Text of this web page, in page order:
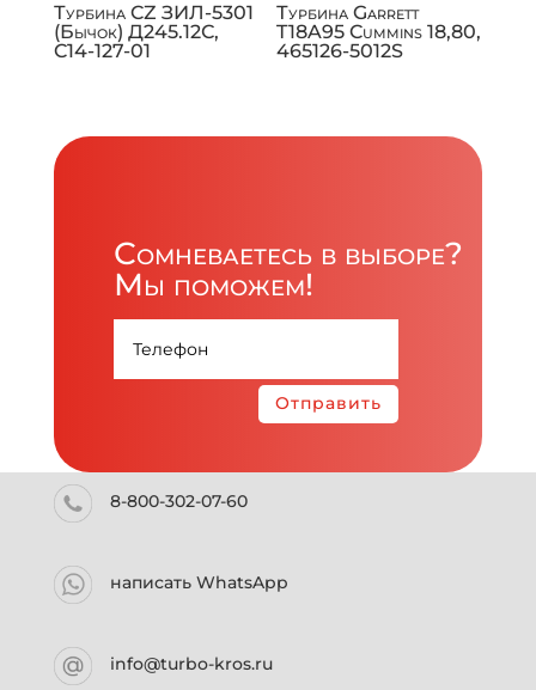
Турбина CZ ЗИЛ-5301
(Бычок) Д245.12С,
C14-127-01
Турбина Garrett
T18A95 Cummins 18,80,
465126-5012S
Сомневаетесь в выборе?
Мы поможем!
Отправить
8-800-302-07-60
написать WhatsApp
info@turbo-kros.ru